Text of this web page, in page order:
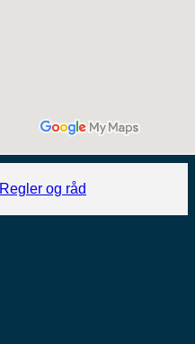
Regler og råd